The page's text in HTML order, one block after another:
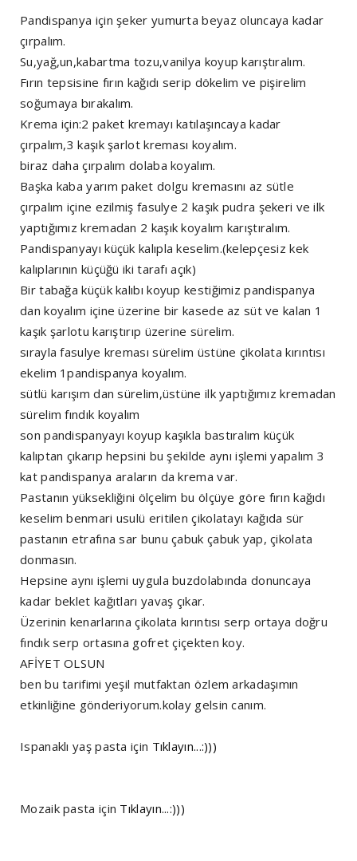
Pandispanya için şeker yumurta beyaz oluncaya kadar
çırpalım.
Su,yağ,un,kabartma tozu,vanilya koyup karıştıralım.
Fırın tepsisine fırın kağıdı serip dökelim ve pişirelim
soğumaya bırakalım.
Krema için:2 paket kremayı katılaşıncaya kadar
çırpalım,3 kaşık şarlot kreması koyalım.
biraz daha çırpalım dolaba koyalım.
Başka kaba yarım paket dolgu kremasını az sütle
çırpalım içine ezilmiş fasulye 2 kaşık pudra şekeri ve ilk
yaptığımız kremadan 2 kaşık koyalım karıştıralım.
Pandispanyayı küçük kalıpla keselim.(kelepçesiz kek
kalıplarının küçüğü iki tarafı açık)
Bir tabağa küçük kalıbı koyup kestiğimiz pandispanya
dan koyalım içine üzerine bir kasede az süt ve kalan 1
kaşık şarlotu karıştırıp üzerine sürelim.
sırayla fasulye kreması sürelim üstüne çikolata kırıntısı
ekelim 1pandispanya koyalım.
sütlü karışım dan sürelim,üstüne ilk yaptığımız kremadan
sürelim fındık koyalım
son pandispanyayı koyup kaşıkla bastıralım küçük
kalıptan çıkarıp hepsini bu şekilde aynı işlemi yapalım 3
kat pandispanya araların da krema var.
Pastanın yüksekliğini ölçelim bu ölçüye göre fırın kağıdı
keselim benmari usulü eritilen çikolatayı kağıda sür
pastanın etrafına sar bunu çabuk çabuk yap, çikolata
donmasın.
Hepsine aynı işlemi uygula buzdolabında donuncaya
kadar beklet kağıtları yavaş çıkar.
Üzerinin kenarlarına çikolata kırıntısı serp ortaya doğru
fındık serp ortasına gofret çiçekten koy.
AFİYET OLSUN
ben bu tarifimi yeşil mutfaktan özlem arkadaşımın
etkinliğine gönderiyorum.kolay gelsin canım.
Ispanaklı yaş pasta için Tıklayın...:)))
Mozaik pasta için Tıklayın...:)))